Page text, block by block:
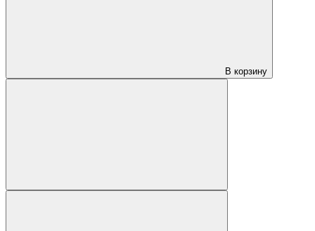
В корзину